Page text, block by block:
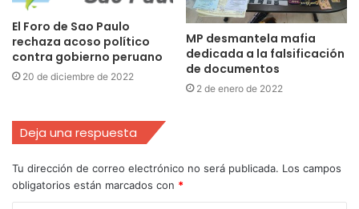
El Foro de Sao Paulo
rechaza acoso político
contra gobierno peruano
20 de diciembre de 2022
MP desmantela mafia
dedicada a la falsificación
de documentos
2 de enero de 2022
Deja una respuesta
Tu dirección de correo electrónico no será publicada. Los campos
obligatorios están marcados con *